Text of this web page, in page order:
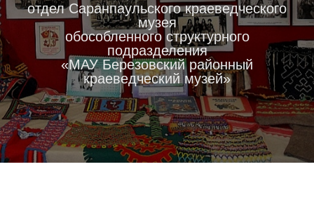
отдел Саранпаульского краеведческого
музея
обособленного структурного
подразделения
«МАУ Березовский районный
краеведческий музей»